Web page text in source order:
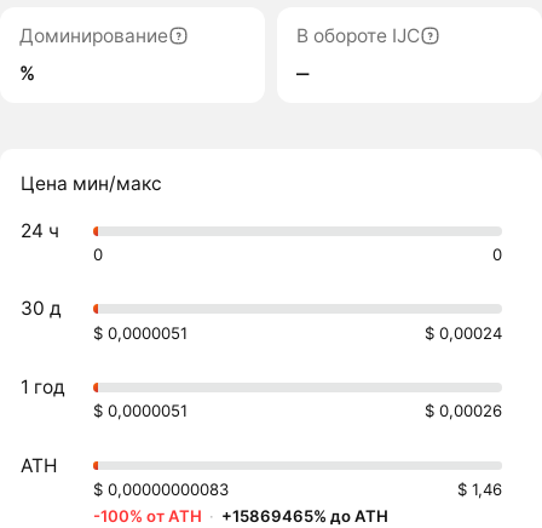
Доминирование
%
В обороте IJC
‒
Цена мин/макс
24 ч
0 0
30 д
$ 0,0000051 $ 0,00024
1 год
$ 0,0000051 $ 0,00026
ATH
$ 0,00000000083
$ 1,46
-100% от ATH · +15869465% до ATH